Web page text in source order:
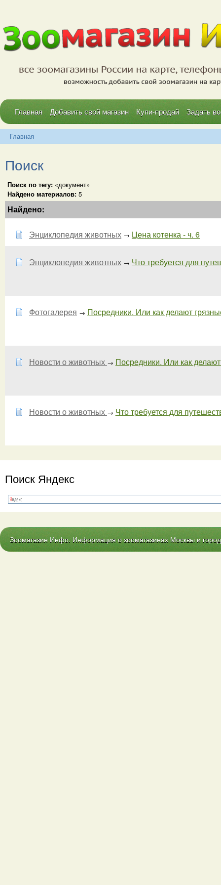
Главная Добавить свой магазин Купи-продай Задать
Главная
Поиск
Поиск по тегу: «документ»
Найдено материалов: 5
Найдено:
Энциклопедия животных → Цена котенка - ч. 6
Энциклопедия животных → Что требуется для
Фотогалерея → Посредники. Или как делают
Новости о животных → Посредники. Или как
Новости о животных → Что требуется для
Поиск Яндекс
Зоомагазин Инфо. Информация о зоомагазинах Москвы и